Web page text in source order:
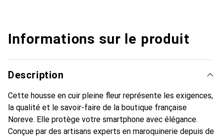
Informations sur le produit
Description
Cette housse en cuir pleine fleur représente les exigences,
la qualité et le savoir-faire de la boutique française
Noreve. Elle protège votre smartphone avec élégance.
Conçue par des artisans experts en maroquinerie depuis de